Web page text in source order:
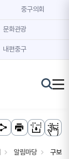
중구의회
문화관광
내편중구
알림마당 구보